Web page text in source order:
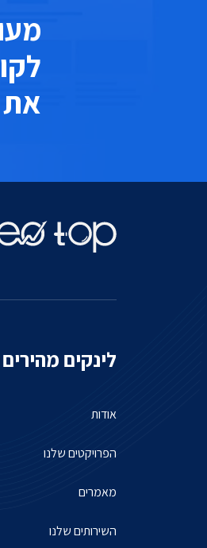
את
לינקים מהירים
אודות
הפרויקטים שלנו
מאמרים
השירותים שלנו